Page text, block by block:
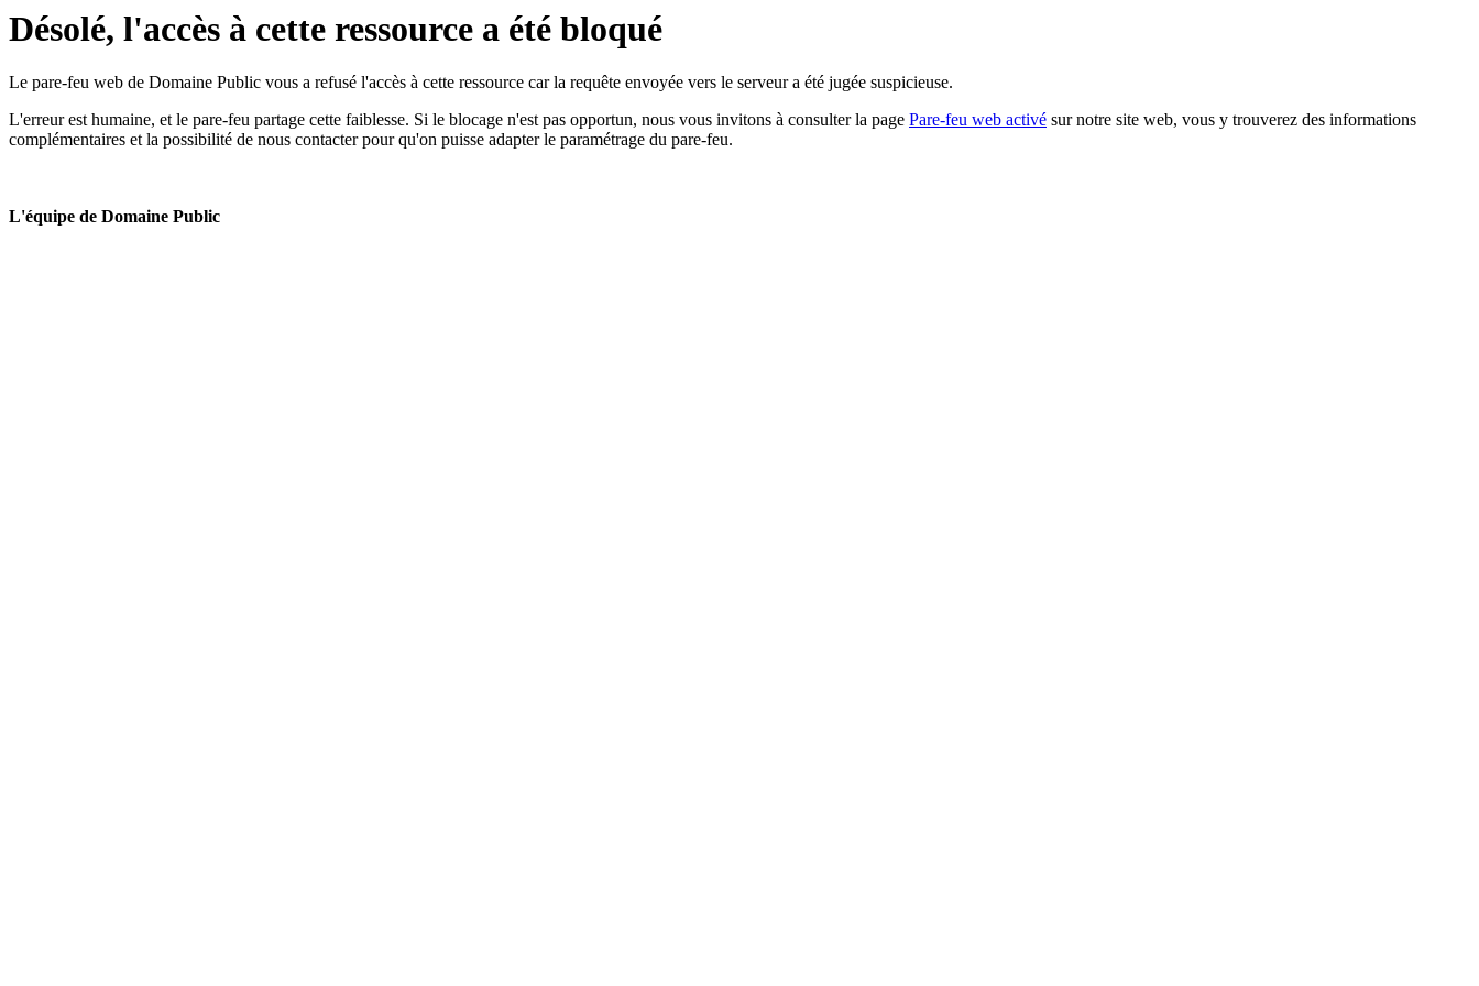
Désolé, l'accès à cette ressource a été bloqué
Le pare-feu web de Domaine Public vous a refusé l'accès à cette ressource car la requête envoyée vers le serveur a été jugée suspicieuse.
L'erreur est humaine, et le pare-feu partage cette faiblesse. Si le blocage n'est pas opportun, nous vous invitons à consulter la page Pare-feu web activé sur notre site web, vous y trouverez des informations
complémentaires et la possibilité de nous contacter pour qu'on puisse adapter le paramétrage du pare-feu.
L'équipe de Domaine Public